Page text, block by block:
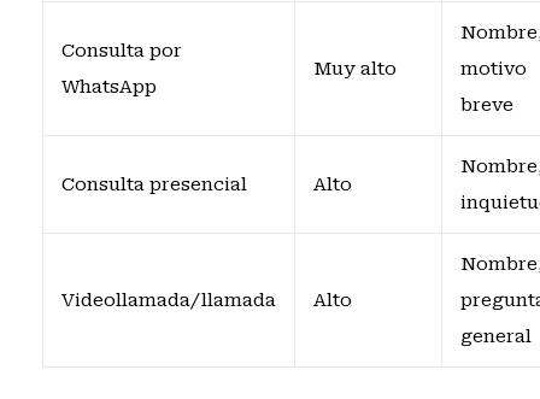
Consulta por
WhatsApp
Muy alto
motivo
breve
Consulta presencial Alto
Videollamada/llamada Alto
general